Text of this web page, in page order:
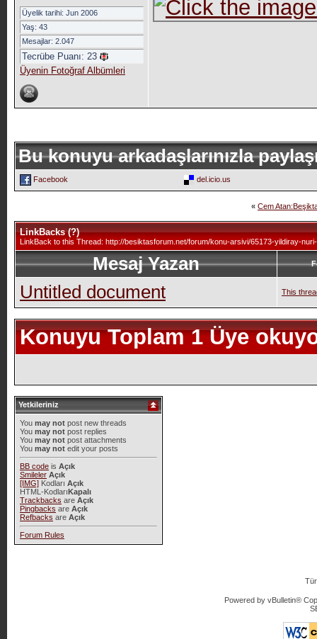
Üyelik tarihi: Jun 2006
Yaş: 43
Mesajlar: 2.047
Tecrübe Puanı: 23
Üyenin Fotoğraf Albümleri
Bu konuyu arkadaşlarınızla
Facebook del.icio.us
« Cem
LinkBacks (?)
LinkBack to this Thread: http://besiktasforum.net/forum/konu-arsivi/65173-yildiray-
Mesaj Yazan
Untitled document This
Konuyu Toplam 1 Üye
Yetkileriniz
You may notpost new threads
You may notpost replies
You may notpost attachments
You may notedit your posts
BB codeis Açık
Smileler Açık
[IMG]Kodları Açık
HTML-KodlarıKapalı
Trackbacks are Açık
Pingbacks are Açık
Refbacks are Açık
Forum Rules
Powered by vBulletin®